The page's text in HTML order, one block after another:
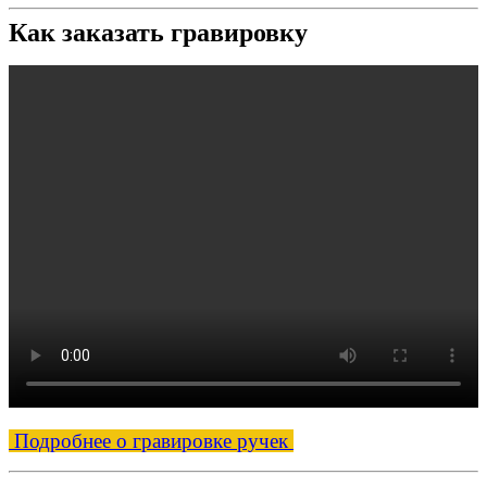
Как заказать гравировку
Подробнее о гравировке ручек